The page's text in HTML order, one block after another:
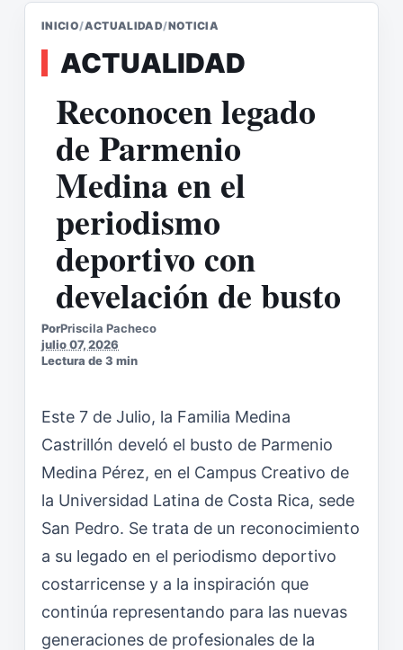
INICIO/ACTUALIDAD/NOTICIA
ACTUALIDAD
Reconocen legado
de Parmenio
Medina en el
periodismo
deportivo con
develación de busto
PorPriscila Pacheco
julio 07, 2026
Lectura de 3 min
Este 7 de Julio, la Familia Medina
Castrillón develó el busto de Parmenio
Medina Pérez, en el Campus Creativo de
la Universidad Latina de Costa Rica, sede
San Pedro. Se trata de un reconocimiento
a su legado en el periodismo deportivo
costarricense y a la inspiración que
continúa representando para las nuevas
generaciones de profesionales de la